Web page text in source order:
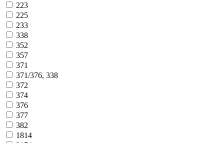
223
225
233
338
352
357
371
371/376, 338
372
374
376
377
382
1814